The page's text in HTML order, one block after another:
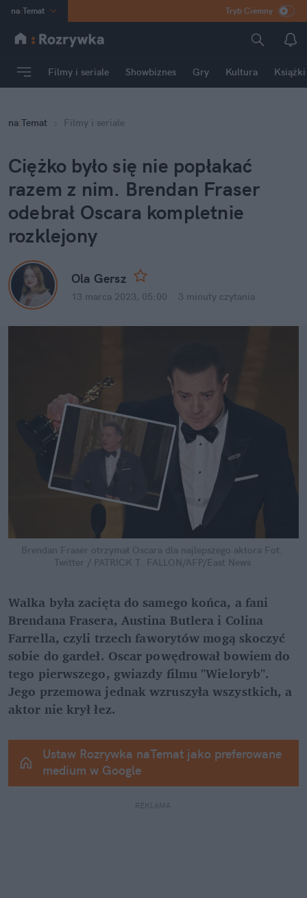
na:Temat
INN Poland
mama
Rozrywka
Tryb Ciemny
Filmy i seriale Showbiznes Gry Kultura Książki
na:Temat Filmy i seriale
Ciężko było się nie popłakać
razem z nim. Brendan Fraser
odebrał Oscara kompletnie
rozklejony
Ola Gersz
13 marca 2023, 05:00 3 minuty czytania
Brendan Fraser otrzymał Oscara dla najlepszego aktora Fot.
Twitter / PATRICK T. FALLON/AFP/East News
Walka była zacięta do samego końca, a fani
Brendana Frasera, Austina Butlera i Colina
Farrella, czyli trzech faworytów mogą skoczyć
sobie do gardeł. Oscar powędrował bowiem do
tego pierwszego, gwiazdy filmu "Wieloryb".
Jego przemowa jednak wzruszyła wszystkich, a
aktor nie krył łez.
Ustaw Rozrywka naTemat jako preferowane
medium w Google
REKLAMA